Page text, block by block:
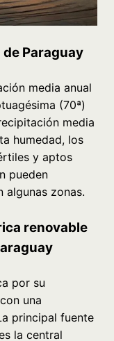
Paraguay
media anual
(70ª)
media
humedad, los
y aptos
pueden
algunas zonas.
renovable
por su
una
principal fuente
la central